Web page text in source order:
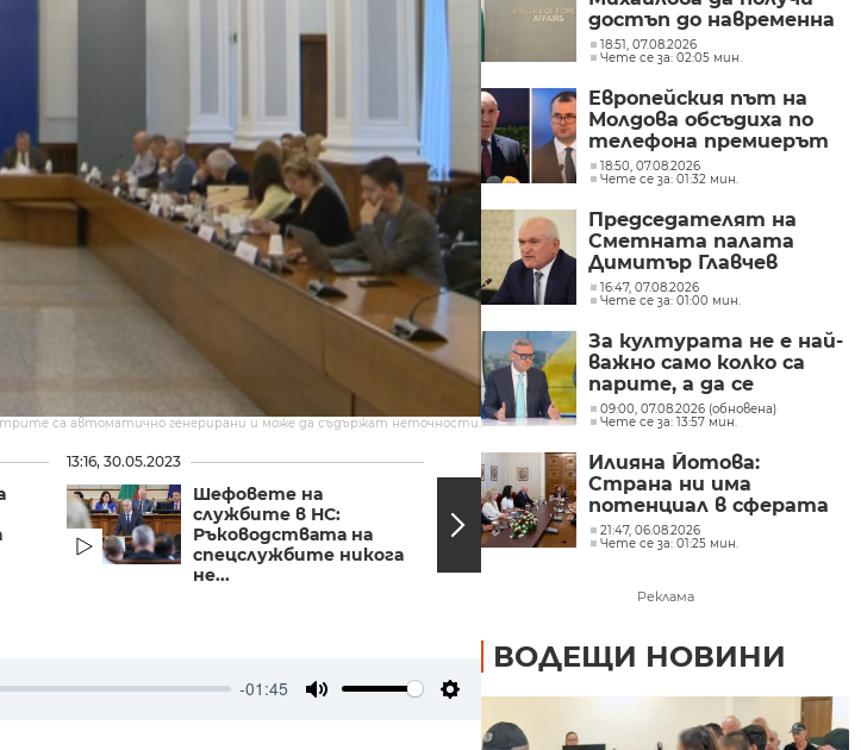
са автоматично генерирани и може да съдържат неточности.
13:16, 30.05.2023
Шефовете на
службите в НС:
Ръководствата на
спецслужбите никога
не...
12:47, 30.05.2023
Радостин Василев:
Заплашван съм заради
пускането на записа,
но не...
-01:45
достъп до навременна
и адекватна
медицинска грижа
18:51, 07.08.2026
Чете се за: 02:05 мин.
Европейския път на
Молдова обсъдиха по
телефона премиерът
Радев и молдовският
му колега Тофан
18:50, 07.08.2026
Чете се за: 01:32 мин.
Председателят на
Сметната палата
Димитър Главчев
проверява служебния
премиер Димитър
16:47, 07.08.2026
Чете се за: 01:00 мин.
За културата не е най-
важно само колко са
парите, а да се
изплащат навреме,
заяви министър Евтим
Милошев
09:00, 07.08.2026 (обновена)
Чете се за: 13:57 мин.
Илияна Йотова:
Страна ни има
потенциал в сферата
на изкуствения
интелект и бизнесът
перспективи
21:47, 06.08.2026
Чете се за: 01:25 мин.
Реклама
ВОДЕЩИ НОВИНИ